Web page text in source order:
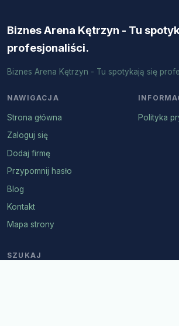
Biznes Arena Kętrzyn - Tu
profesjonaliści.
Biznes Arena Kętrzyn - Tu spotykają się
NAWIGACJA
Strona główna
Zaloguj się
Dodaj firmę
Przypomnij hasło
Blog
Kontakt
Mapa strony
Polityka
SZUKAJ